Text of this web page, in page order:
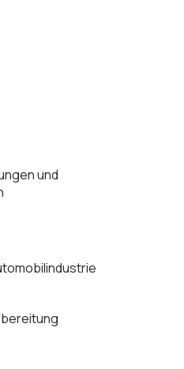
und